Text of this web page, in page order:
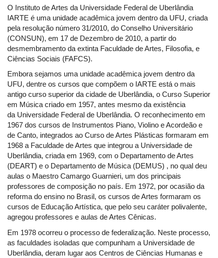
O Instituto de Artes da Universidade Federal de Uberlândia
IARTE é uma unidade acadêmica jovem dentro da UFU, criada
pela resolução número 31/2010, do Conselho Universitário
(CONSUN), em 17 de Dezembro de 2010, a partir do
desmembramento da extinta Faculdade de Artes, Filosofia, e
Ciências Sociais (FAFCS).
Embora sejamos uma unidade acadêmica jovem dentro da
UFU, dentre os cursos que compõem o IARTE está o mais
antigo curso superior da cidade de Uberlândia, o Curso Superior
em Música criado em 1957, antes mesmo da existência
da Universidade Federal de Uberlândia. O reconhecimento em
1967 dos cursos de Instrumentos Piano, Violino e Acordeão e
de Canto, integrados ao Curso de Artes Plásticas formaram em
1968 a Faculdade de Artes que integrou a Universidade de
Uberlândia, criada em 1969, com o Departamento de Artes
(DEART) e o Departamento de Música (DEMUS) , no qual deu
aulas o Maestro Camargo Guarnieri, um dos principais
professores de composição no país. Em 1972, por ocasião da
reforma do ensino no Brasil, os cursos de Artes formaram os
cursos de Educação Artística, que pelo seu caráter polivalente,
agregou professores e aulas de Artes Cênicas.
Em 1978 ocorreu o processo de federalização. Neste processo,
as faculdades isoladas que compunham a Universidade de
Uberlândia, deram lugar aos Centros de Ciências Humanas e